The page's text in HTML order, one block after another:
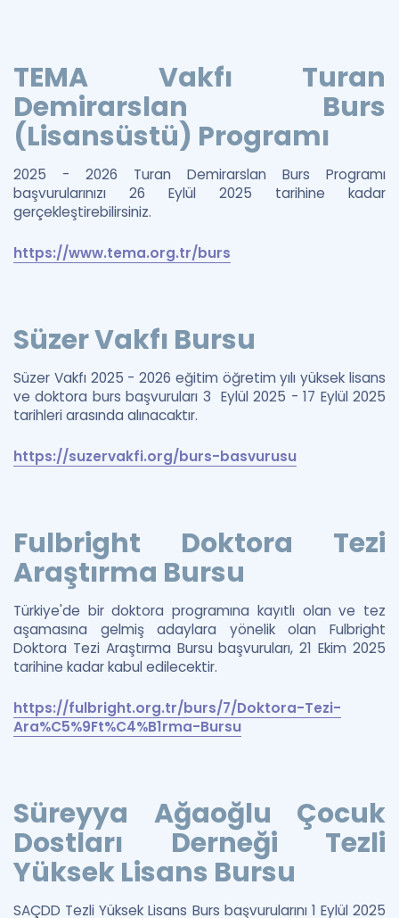
TEMA Vakfı Turan
Demirarslan Burs
(Lisansüstü) Programı
2025 - 2026 Turan Demirarslan Burs Programı
başvurularınızı 26 Eylül 2025 tarihine kadar
gerçekleştirebilirsiniz.
https://www.tema.org.tr/burs
Süzer Vakfı Bursu
Süzer Vakfı 2025 - 2026 eğitim öğretim yılı yüksek lisans
ve doktora burs başvuruları 3 Eylül 2025 - 17 Eylül 2025
tarihleri arasında alınacaktır.
https://suzervakfi.org/burs-basvurusu
Fulbright Doktora Tezi
Araştırma Bursu
Türkiye'de bir doktora programına kayıtlı olan ve tez
aşamasına gelmiş adaylara yönelik olan Fulbright
Doktora Tezi Araştırma Bursu başvuruları, 21 Ekim 2025
tarihine kadar kabul edilecektir.
https://fulbright.org.tr/burs/7/Doktora-Tezi-
Ara%C5%9Ft%C4%B1rma-Bursu
Süreyya Ağaoğlu Çocuk
Dostları Derneği Tezli
Yüksek Lisans Bursu
SAÇDD Tezli Yüksek Lisans Burs başvurularını 1 Eylül 2025